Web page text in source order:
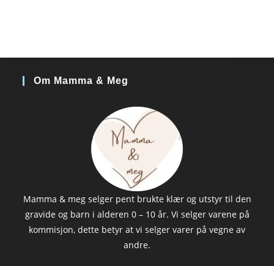
Om Mamma & Meg
Mamma & meg selger pent brukte klær og utstyr til den
gravide og barn i alderen 0 – 10 år. Vi selger varene på
kommisjon, dette betyr at vi selger varer på vegne av
andre.